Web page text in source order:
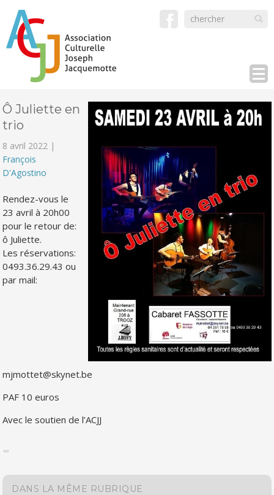
Ô Juliette en
trio
8 avril 2022 |
François
D'Agostino
Rendez-vous le
23 avril à 20h00
pour le retour de:
ô Juliette.
Les réservations:
0493.36.29.43 ou
par mail:
mjmottet@skynet.be
PAF 10 euros
Avec le soutien de l’ACJJ
DANS LA MÊME RUBRIQUE